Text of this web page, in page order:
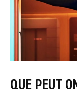
QUE PEUT